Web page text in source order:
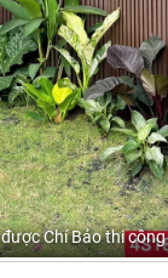
Chí Bảo thi công